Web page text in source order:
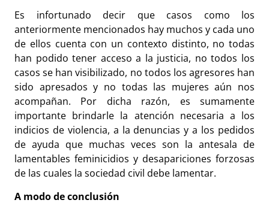
Es infortunado decir que casos como los
anteriormente mencionados hay muchos y cada uno
de ellos cuenta con un contexto distinto, no todas
han podido tener acceso a la justicia, no todos los
casos se han visibilizado, no todos los agresores han
sido apresados y no todas las mujeres aún nos
acompañan. Por dicha razón, es sumamente
importante brindarle la atención necesaria a los
indicios de violencia, a la denuncias y a los pedidos
de ayuda que muchas veces son la antesala de
lamentables feminicidios y desapariciones forzosas
de las cuales la sociedad civil debe lamentar.
A modo de conclusión